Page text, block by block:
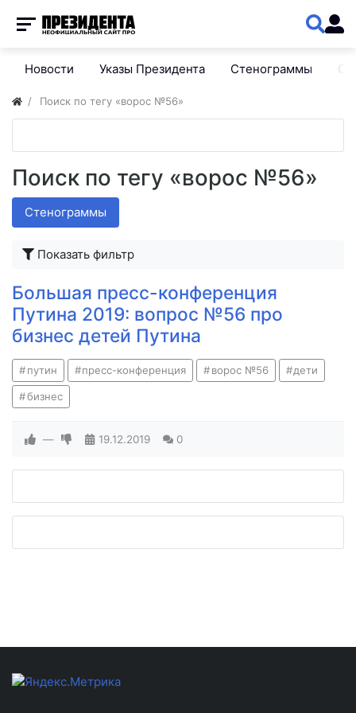
Новости Указы Президента Стенограммы
Поиск по тегу «ворос №56»
Поиск по тегу «ворос №56»
Стенограммы
Показать фильтр
Большая пресс-конференция
Путина 2019: вопрос №56 про
бизнес детей Путина
путин пресс-конференция ворос №56 дети
бизнес
— 19.12.2019 0